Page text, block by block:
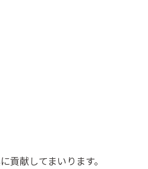
献してまいります。